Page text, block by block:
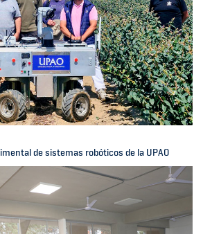
de sistemas robóticos de la UPAO